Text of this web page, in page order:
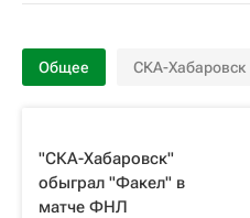
Общее СКА-Хабаровск
"СКА-Хабаровск"
обыграл "Факел" в
матче ФНЛ